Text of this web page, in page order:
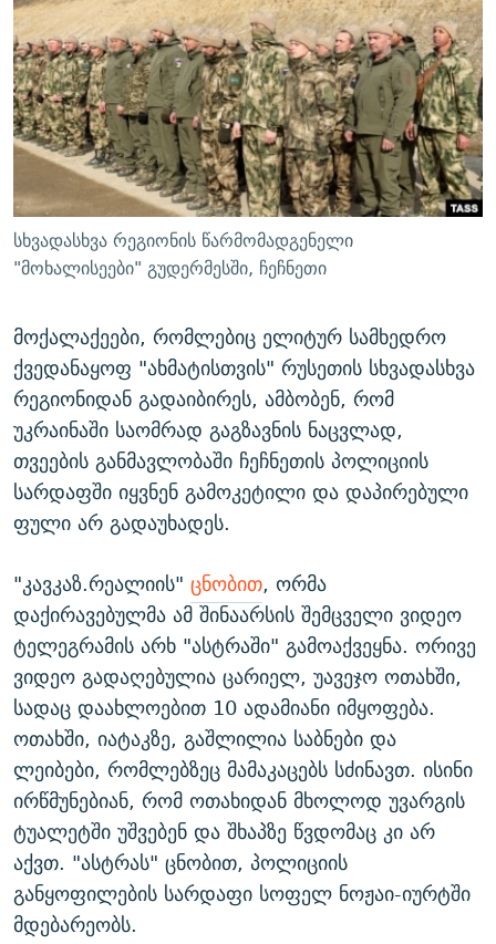
ᲛᲝᲚᲐᲞᲐᲠᲐᲙᲔ ᲢᲔᲥᲡᲢᲔᲑᲘ
ᲨᲘᲜ - ᲣᲪᲮᲝᲔᲗᲨᲘ
ᲚᲘᲢᲔᲠᲐᲢᲣᲠᲣᲚᲘ ᲬᲐᲮᲜᲐᲒᲔᲑᲘ
ᲐᲛᲔᲠᲘᲙᲣᲚᲘ ᲛᲝᲗᲮᲠᲝᲑᲐ
ᲘᲛᲞᲔᲠᲘᲐ ᲓᲐ ᲠᲐᲓᲘᲝ
ᲩᲔᲛᲘ ᲡᲘᲙᲕᲓᲘᲚᲘᲡ ᲛᲘᲖᲔᲖᲘᲐ COVID-19
11 ᲬᲔᲚᲘ - 11 ᲐᲛᲑᲐᲕᲘ
ᲡᲐᲞᲐᲠᲚᲐᲛᲔᲜᲢᲝ ᲐᲠᲩᲔᲕᲜᲔᲑᲘᲡ ᲘᲡᲢᲝᲠᲘᲐ
ᲑᲐᲕᲨᲕᲔᲑᲘ ᲞᲠᲝᲡᲢᲘᲢᲣᲪᲘᲐᲨᲘ - ᲐᲛᲝᲣᲗᲥᲛᲔᲚᲘ ᲐᲛᲑᲐᲕᲘ
5 ᲐᲛᲑᲐᲕᲘ - 20 ᲘᲕᲜᲘᲡᲡ ᲓᲐᲨᲐᲕᲔᲑᲣᲚᲔᲑᲘ
ᲐᲒᲕᲘᲡᲢᲝᲡ ᲝᲛᲘ
ПРИВЕТ ᲙᲣᲚᲢᲣᲠᲐ
ᲒᲐᲛᲝᲘᲬᲔᲠᲔ
რთე/რთ-ის ყველა საიტი
სხვადასხვა რეგიონის წარმომადგენელი
"მოხალისეები" გუდერმესში, ჩეჩნეთი
მოქალაქეები, რომლებიც ელიტურ სამხედრო
ქვედანაყოფ "ახმატისთვის" რუსეთის სხვადასხვა
რეგიონიდან გადაიბირეს, ამბობენ, რომ
უკრაინაში საომრად გაგზავნის ნაცვლად,
თვეების განმავლობაში ჩეჩნეთის პოლიციის
სარდაფში იყვნენ გამოკეტილი და დაპირებული
ფული არ გადაუხადეს.
"კავკაზ.რეალიის" ცნობით, ორმა
დაქირავებულმა ამ შინაარსის შემცველი ვიდეო
ტელეგრამის არხ "ასტრაში" გამოაქვეყნა. ორივე
ვიდეო გადაღებულია ცარიელ, უავეჯო ოთახში,
სადაც დაახლოებით 10 ადამიანი იმყოფება.
ოთახში, იატაკზე, გაშლილია საბნები და
ლეიბები, რომლებზეც მამაკაცებს სძინავთ. ისინი
ირწმუნებიან, რომ ოთახიდან მხოლოდ უვარგის
ტუალეტში უშვებენ და შხაპზე წვდომაც კი არ
აქვთ. "ასტრას" ცნობით, პოლიციის
განყოფილების სარდაფი სოფელ ნოჟაი-იურტში
მდებარეობს.